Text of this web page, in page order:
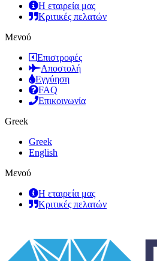
Η εταιρεία μας
Κριτικές πελατών
Μενού
Επιστροφές
Αποστολή
Εγγύηση
FAQ
Επικοινωνία
Greek
Greek
English
Μενού
Η εταιρεία μας
Κριτικές πελατών